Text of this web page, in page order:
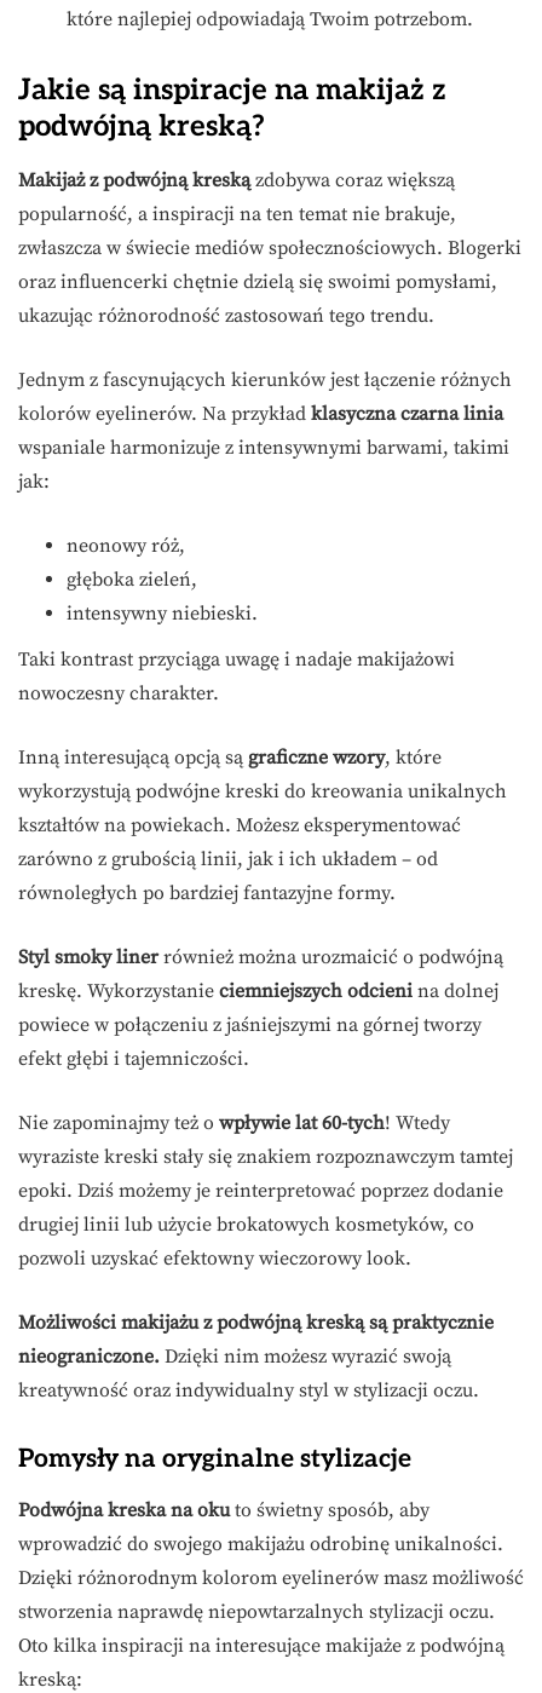
które najlepiej odpowiadają Twoim potrzebom.
Jakie są inspiracje na makijaż z
podwójną kreską?
Makijaż z podwójną kreskązdobywa coraz większą
popularność, a inspiracji na ten temat nie brakuje,
zwłaszcza w świecie mediów społecznościowych. Blogerki
oraz influencerki chętnie dzielą się swoimi pomysłami,
ukazując różnorodność zastosowań tego trendu.
Jednym z fascynujących kierunków jest łączenie różnych
kolorów eyelinerów. Na przykład klasyczna czarna linia
wspaniale harmonizuje z intensywnymi barwami, takimi
jak:
neonowy róż,
głęboka zieleń,
intensywny niebieski.
Taki kontrast przyciąga uwagę i nadaje makijażowi
nowoczesny charakter.
Inną interesującą opcją są graficzne wzory, które
wykorzystują podwójne kreski do kreowania unikalnych
kształtów na powiekach. Możesz eksperymentować
zarówno z grubością linii, jak i ich układem – od
równoległych po bardziej fantazyjne formy.
Styl smoky linerrównież można urozmaicić o podwójną
kreskę. Wykorzystanie ciemniejszych odcieni na dolnej
powiece w połączeniu z jaśniejszymi na górnej tworzy
efekt głębi i tajemniczości.
Nie zapominajmy też o wpływie lat 60-tych! Wtedy
wyraziste kreski stały się znakiem rozpoznawczym tamtej
epoki. Dziś możemy je reinterpretować poprzez dodanie
drugiej linii lub użycie brokatowych kosmetyków, co
pozwoli uzyskać efektowny wieczorowy look.
Możliwości makijażu z podwójną kreską są praktycznie
nieograniczone. Dzięki nim możesz wyrazić swoją
kreatywność oraz indywidualny styl w stylizacji oczu.
Pomysły na oryginalne stylizacje
Podwójna kreska na okuto świetny sposób, aby
wprowadzić do swojego makijażu odrobinę unikalności.
Dzięki różnorodnym kolorom eyelinerów masz możliwość
stworzenia naprawdę niepowtarzalnych stylizacji oczu.
Oto kilka inspiracji na interesujące makijaże z podwójną
kreską: